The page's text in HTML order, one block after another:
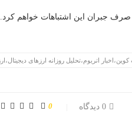
جبران این اشتباهات خواهم
کوین،اخبار اتریوم،تحلیل روزانه ارزهای
0 دیدگاه 0